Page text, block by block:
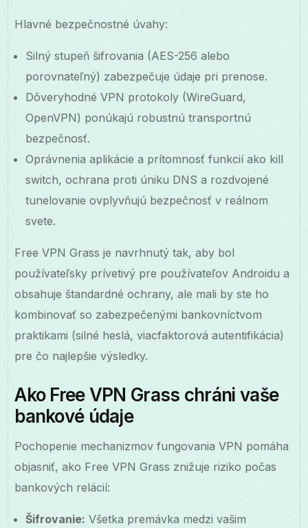
Hlavné bezpečnostné úvahy:
Silný stupeň šifrovania (AES-256 alebo
porovnateľný) zabezpečuje údaje pri prenose.
Dôveryhodné VPN protokoly (WireGuard,
OpenVPN) ponúkajú robustnú transportnú
bezpečnosť.
Oprávnenia aplikácie a prítomnosť funkcií ako kill
switch, ochrana proti úniku DNS a rozdvojené
tunelovanie ovplyvňujú bezpečnosť v reálnom
svete.
Free VPN Grass je navrhnutý tak, aby bol
používateľsky prívetivý pre používateľov Androidu a
obsahuje štandardné ochrany, ale mali by ste ho
kombinovať so zabezpečenými bankovníctvom
praktikami (silné heslá, viacfaktorová autentifikácia)
pre čo najlepšie výsledky.
Ako Free VPN Grass chráni vaše
bankové údaje
Pochopenie mechanizmov fungovania VPN pomáha
objasniť, ako Free VPN Grass znižuje riziko počas
bankových relácií:
Šifrovanie: Všetka premávka medzi vašim